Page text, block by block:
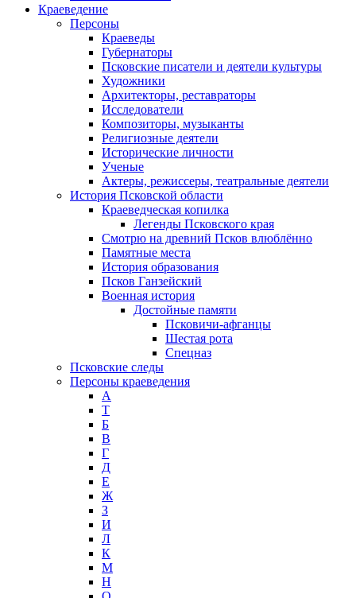
Краеведение
Персоны
Краеведы
Губернаторы
Псковские писатели и деятели культуры
Художники
Архитекторы, реставраторы
Исследователи
Композиторы, музыканты
Религиозные деятели
Исторические личности
Ученые
Актеры, режиссеры, театральные деятели
История Псковской области
Краеведческая копилка
Легенды Псковского края
Смотрю на древний Псков влюблённо
Памятные места
История образования
Псков Ганзейский
Военная история
Достойные памяти
Псковичи-афганцы
Шестая рота
Спецназ
Псковские следы
Персоны краеведения
А
T
Б
В
Г
Д
Е
Ж
З
И
Л
К
М
Н